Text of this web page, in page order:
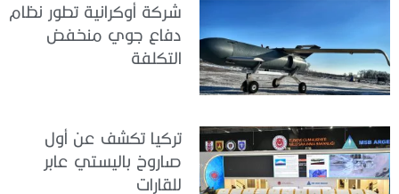
شركة أوكرانية تطور نظام
دفاع جوي منخفض
التكلفة
تركيا تكشف عن أول
صاروخ باليستي عابر
للقارات